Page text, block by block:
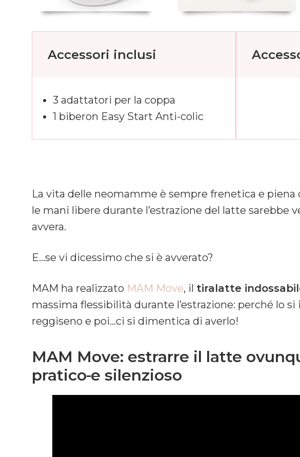
Accessori inclusi
3 adattatori per la coppa
1 biberon Easy Start Anti-colic
La vita delle neomamme è sempre frenetica e
le mani libere durante l’estrazione del latte sarebbe
avvera.
E…se vi dicessimo che si è avverato?
MAM ha realizzato MAM Move, il tiralatte
massima flessibilità durante l’estrazione: perché lo si
reggiseno e poi…ci si dimentica di averlo!
MAM Move: estrarre il latte
pratico e silenzioso